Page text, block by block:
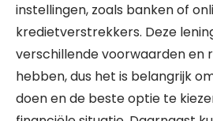
instellingen, zoals banken of
kredietverstrekkers. Deze
verschillende voorwaarden en
hebben, dus het is belangrijk
doen en de beste optie te